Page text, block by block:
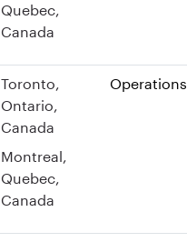
Quebec,
Canada
Toronto,
Ontario,
Canada
Montreal,
Quebec,
Canada
Operations